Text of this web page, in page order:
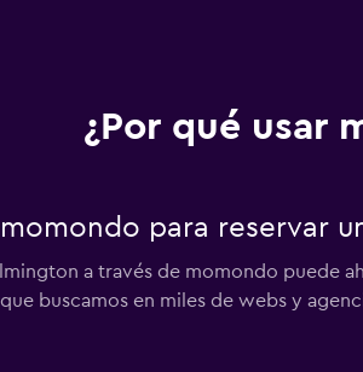
¿Por qué usar
para reservar
a través de momondo puede
buscamos en miles de webs y